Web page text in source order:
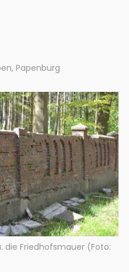
, Papenburg
die Friedhofsmauer (Foto: